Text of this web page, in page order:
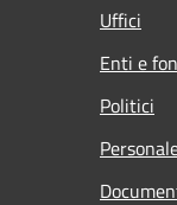
Uffici
Enti e
Politici